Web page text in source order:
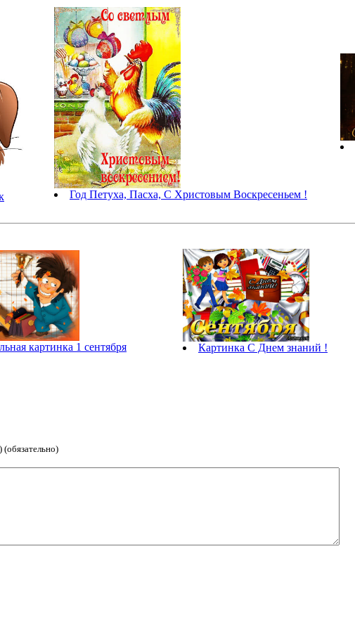
Год Петуха, Пасха, С Христовым Воскресеньем !
картинка 1 сентября
Картинка С Днем знаний !